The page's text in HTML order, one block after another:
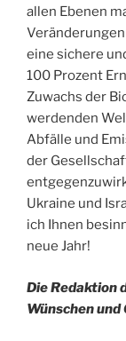
allen Ebenen
eine sichere
100 Prozent
Zuwachs der
werdenden
Abfälle und
der
Ukraine und
ich Ihnen
neue Jahr!
Die Redaktion
Wünschen